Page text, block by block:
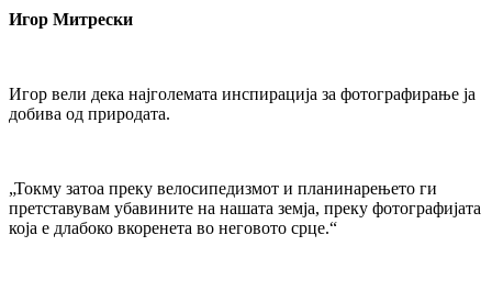
Игор Митрески
Игор вели дека најголемата инспирација за фотографирање ја
добива од природата.
„Токму затоа преку велосипедизмот и планинарењето ги
претставувам убавините на нашата земја, преку фотографијата
која е длабоко вкоренета во неговото срце.“